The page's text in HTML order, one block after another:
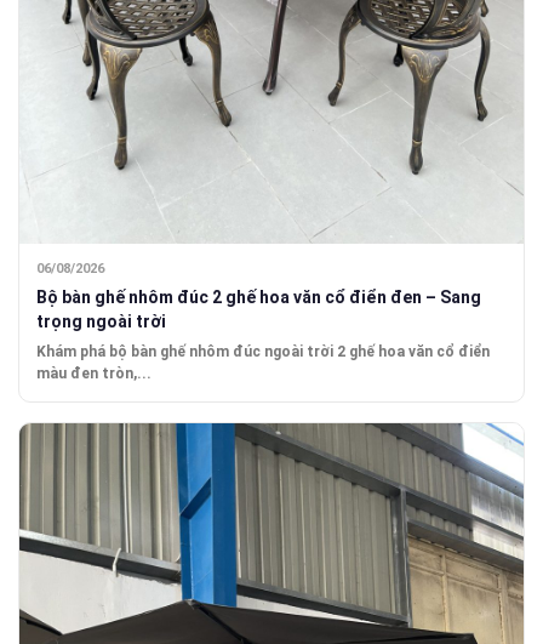
06/08/2026
Bộ bàn ghế nhôm đúc 2 ghế hoa văn cổ điển đen – Sang
trọng ngoài trời
Khám phá bộ bàn ghế nhôm đúc ngoài trời 2 ghế hoa văn cổ điển
màu đen tròn,...